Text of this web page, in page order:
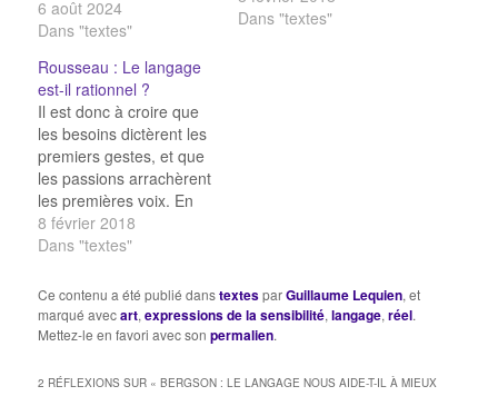
6 août 2024
Dans "textes"
de langue que le geste
Dans "textes"
Rousseau : Le langage
est-il rationnel ?
Il est donc à croire que
les besoins dictèrent les
premiers gestes, et que
les passions arrachèrent
les premières voix. En
suivant avec ces
distinctions la trace des
raisonner sur l'origine
des langues tout
autrement qu'on n'a fait
langues orientales, les
8 février 2018
Dans "textes"
Ce contenu a été publié danstextesparGuillaume Lequien, et
marqué avecart,expressions de la sensibilité,langage,réel.
Mettez-le en favori avec sonpermalien.
2 RÉFLEXIONS SUR «BERGSON : LE LANGAGE NOUS AIDE-T-IL À MIEUX